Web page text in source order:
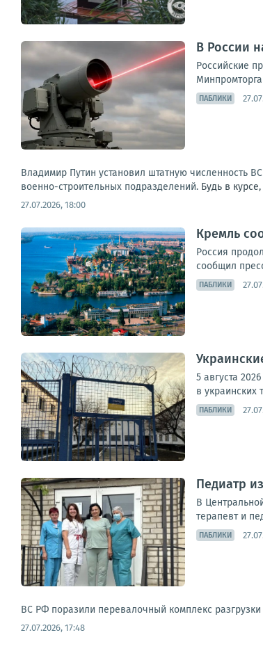
В России
Российские
ПАБЛИКИ
Владимир Путин установил штатную численность
военно-строительных подразделений. Будь в
27.07.2026, 18:00
Кремль
Россия
сообщил
ПАБЛИКИ
5 августа
в украинских
ПАБЛИКИ
Педиатр
В
терапевт и
ПАБЛИКИ
ВС РФ поразили перевалочный комплекс
27.07.2026, 17:48